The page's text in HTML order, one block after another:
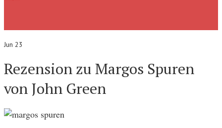
Jun 23
Rezension zu Margos Spuren
von John Green